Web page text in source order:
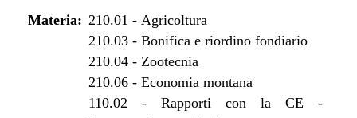
Materia: 210.01 - Agricoltura
210.03- Bonifica e riordino fondiario
210.04- Zootecnia
210.06- Economia montana
110.02 - Rapporti con la CE -